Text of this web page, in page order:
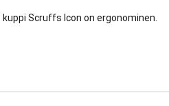
Scruffs Icon on ergonominen.